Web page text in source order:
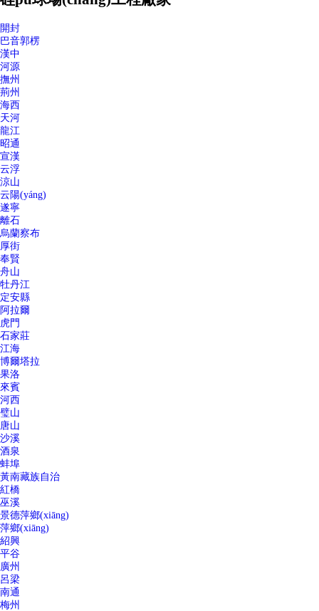
開封
巴音郭楞
漢中
河源
撫州
荊州
海西
天河
龍江
昭通
宣漢
云浮
涼山
云陽(yáng)
遂寧
離石
烏蘭察布
厚街
奉賢
舟山
牡丹江
定安縣
阿拉爾
虎門
石家莊
江海
博爾塔拉
果洛
來賓
河西
璧山
唐山
沙溪
酒泉
蚌埠
黃南藏族自治
紅橋
巫溪
景德萍鄉(xiāng)
萍鄉(xiāng)
紹興
平谷
廣州
呂梁
南通
梅州